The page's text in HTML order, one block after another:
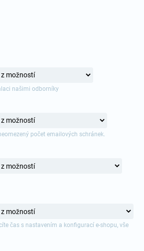
našimi odborníky
počet emailových schránek.
čas s nastavením a konfigurací e-shopu, vše